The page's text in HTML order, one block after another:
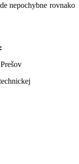
nepochybne rovnako